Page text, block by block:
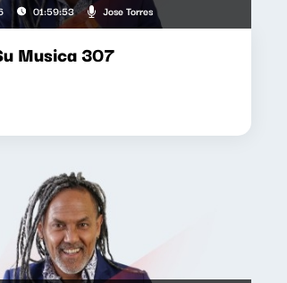
01:59:53 Jose Torres
Musica 307